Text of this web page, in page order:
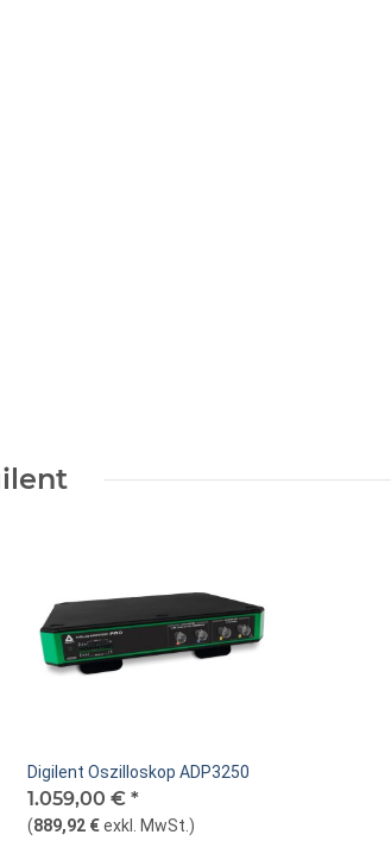
Digilent Oszilloskop ADP3250
1.059,00 € *
(889,92 €exkl. MwSt. )